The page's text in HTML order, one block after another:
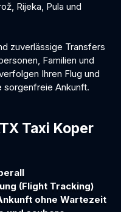
Rijeka, Pula und
zuverlässige Transfers
Familien und
Ihren Flug und
sorgenfreie Ankunft.
Taxi Koper
(Flight Tracking)
ohne Wartezeit